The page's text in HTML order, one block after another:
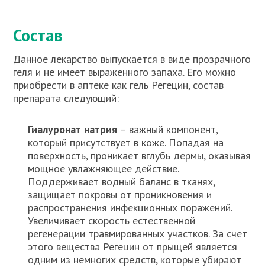
Состав
Данное лекарство выпускается в виде прозрачного
геля и не имеет выраженного запаха. Его можно
приобрести в аптеке как гель Регецин, состав
препарата следующий:
Гиалуронат натрия – важный компонент,
который присутствует в коже. Попадая на
поверхность, проникает вглубь дермы, оказывая
мощное увлажняющее действие.
Поддерживает водный баланс в тканях,
защищает покровы от проникновения и
распространения инфекционных поражений.
Увеличивает скорость естественной
регенерации травмированных участков. За счет
этого вещества Регецин от прыщей является
одним из немногих средств, которые убирают